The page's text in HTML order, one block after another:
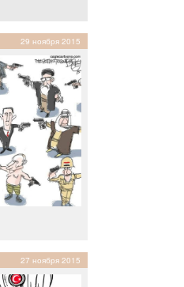
29 ноября 2015
27 ноября 2015